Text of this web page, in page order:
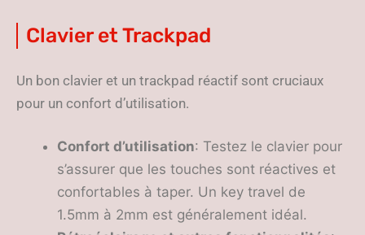
Clavier et Trackpad
Un bon clavier et un trackpad réactif sont cruciaux
pour un confort d’utilisation.
Confort d’utilisation: Testez le clavier pour
s’assurer que les touches sont réactives et
confortables à taper. Un key travel de
1.5mm à 2mm est généralement idéal.